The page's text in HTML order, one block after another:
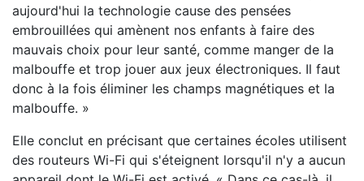
aujourd'hui la technologie cause des pensées
embrouillées qui amènent nos enfants à faire des
mauvais choix pour leur santé, comme manger de la
malbouffe et trop jouer aux jeux électroniques. Il faut
donc à la fois éliminer les champs magnétiques et la
malbouffe. »
Elle conclut en précisant que certaines écoles utilisent
des routeurs Wi-Fi qui s'éteignent lorsqu'il n'y a aucun